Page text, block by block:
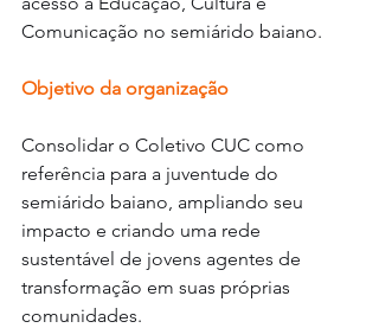
Comunicação no semiárido baiano.
Objetivo da organização
Consolidar o Coletivo CUC como
referência para a juventude do
semiárido baiano, ampliando seu
impacto e criando uma rede
sustentável de jovens agentes de
transformação em suas próprias
comunidades.